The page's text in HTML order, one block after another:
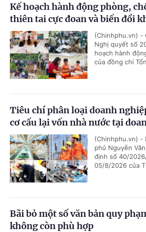
Kế hoạch hành động phòng,
thiên tai cực đoan và biến đổi
(Chinhphu.vn) -
Nghị quyết số
hoạch hành
của đồng chí
Tiêu chí phân loại doanh
cơ cấu lại vốn nhà nước tại
(Chinhphu.vn) -
phủ Nguyễn
định số 40/
05/8/2026 của
Bãi bỏ một số văn bản quy
không còn phù hợp